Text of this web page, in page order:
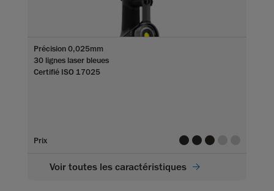
Précision 0,025mm
30 lignes laser bleues
Certifié ISO 17025
Prix valuevaluevalue
Voir toutes les caractéristiques